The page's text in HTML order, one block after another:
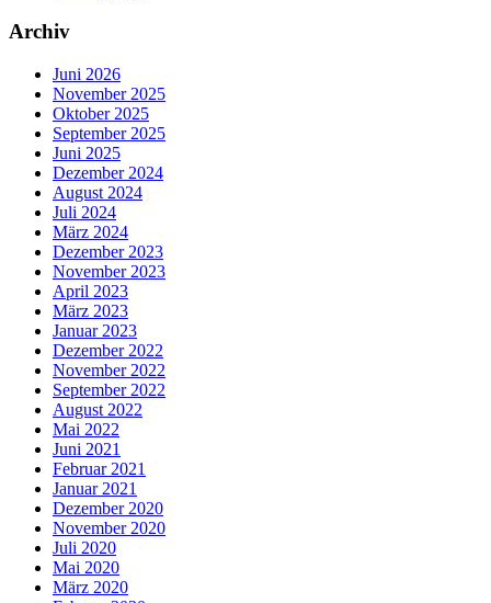
Archiv
Juni 2026
November 2025
Oktober 2025
September 2025
Juni 2025
Dezember 2024
August 2024
Juli 2024
März 2024
Dezember 2023
November 2023
April 2023
März 2023
Januar 2023
Dezember 2022
November 2022
September 2022
August 2022
Mai 2022
Juni 2021
Februar 2021
Januar 2021
Dezember 2020
November 2020
Juli 2020
Mai 2020
März 2020